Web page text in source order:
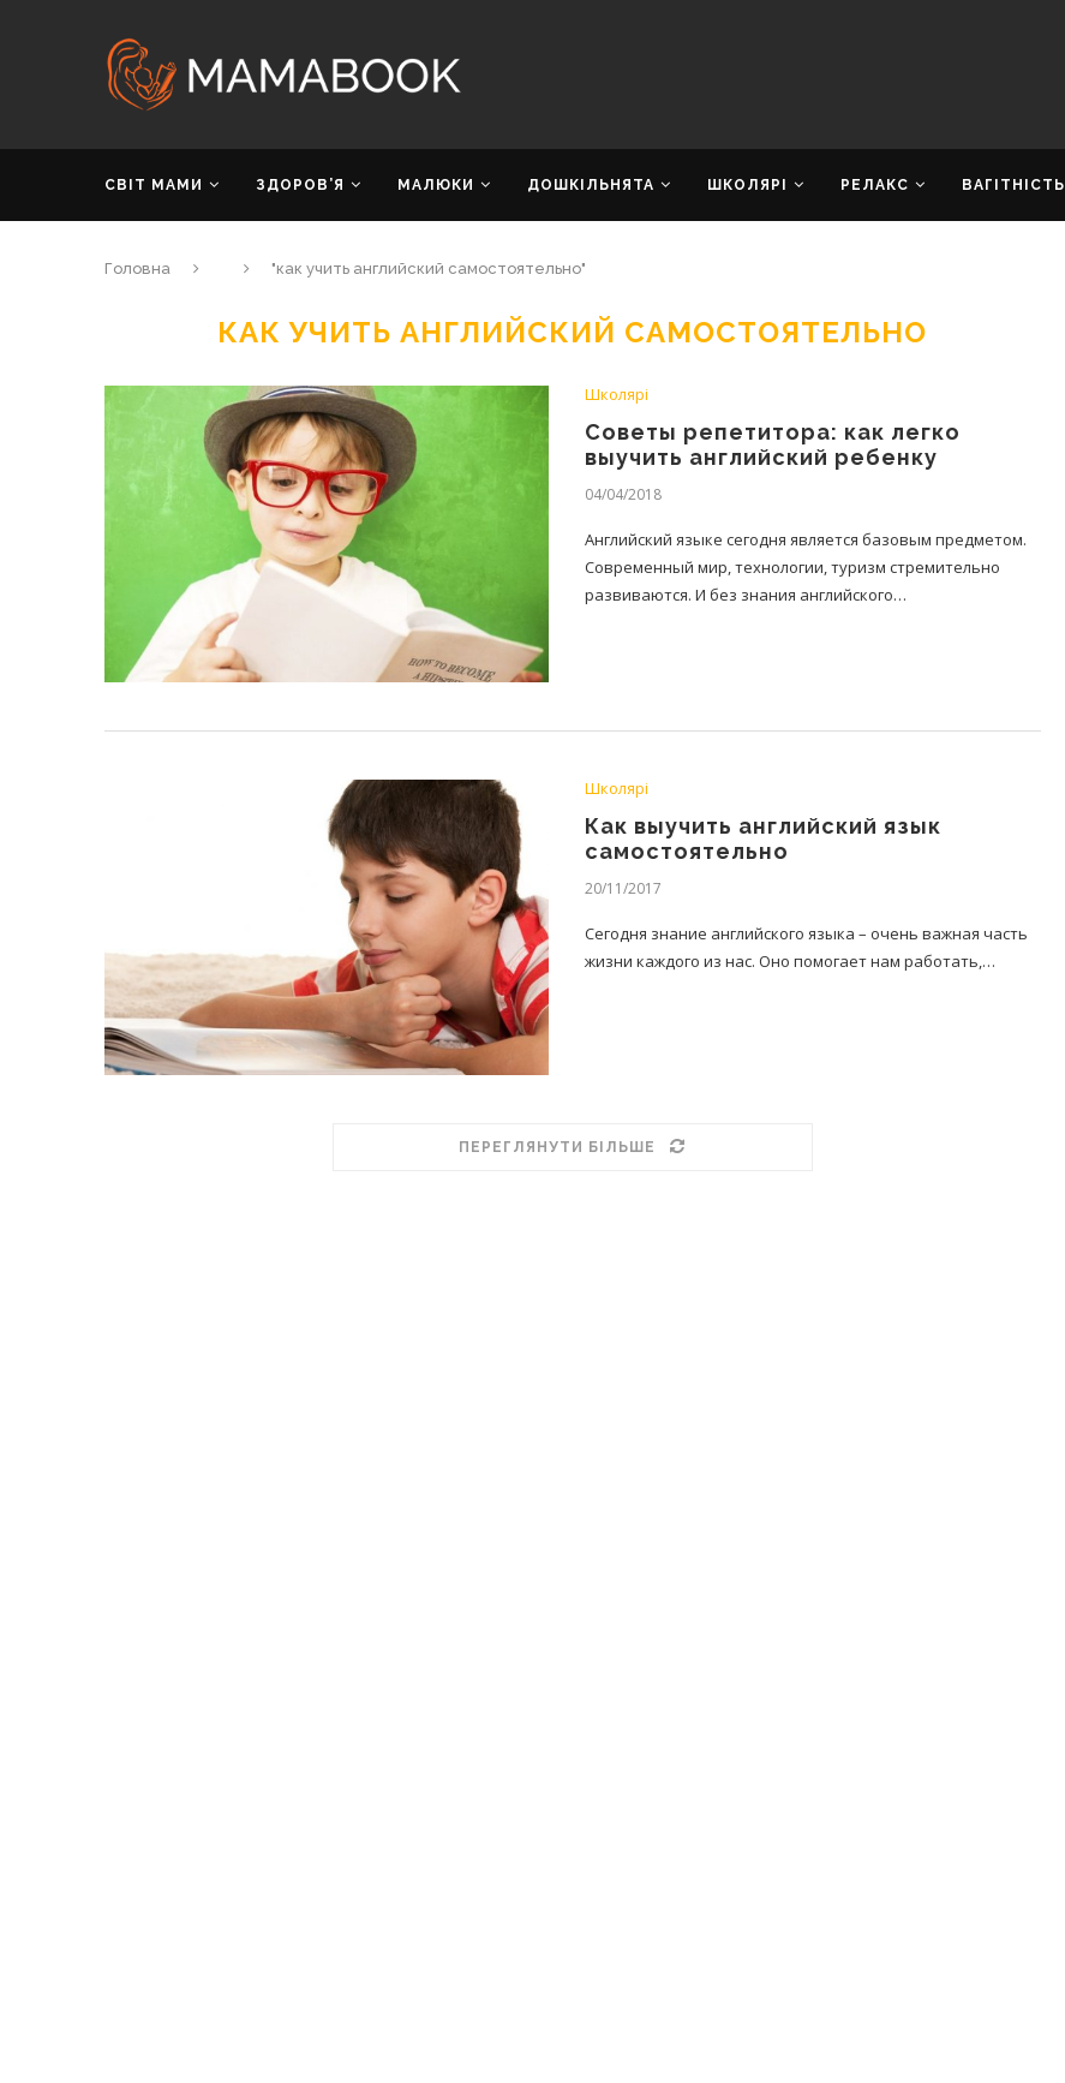
СВІТ МАМИ ЗДОРОВ’Я МАЛЮКИ ДОШКІЛЬНЯТА ШКОЛЯРІ РЕЛАКС ВАГІТНІСТЬ
Головна "как учить английский самостоятельно"
КАК УЧИТЬ АНГЛИЙСКИЙ САМОСТОЯТЕЛЬНО
Школярі
Советы репетитора: как легко
выучить английский ребенку
04/04/2018
Английский языке сегодня является базовым предметом.
Современный мир, технологии, туризм стремительно
развиваются. И без знания английского…
Школярі
Как выучить английский язык
самостоятельно
20/11/2017
Сегодня знание английского языка – очень важная часть
жизни каждого из нас. Оно помогает нам работать,…
ПЕРЕГЛЯНУТИ БІЛЬШЕ